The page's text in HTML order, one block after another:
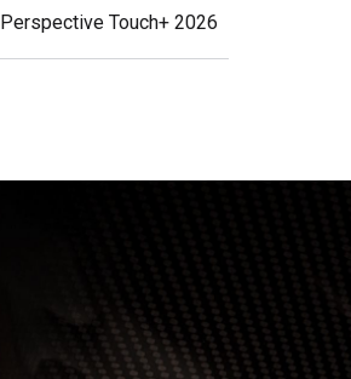
Touch+ 2026